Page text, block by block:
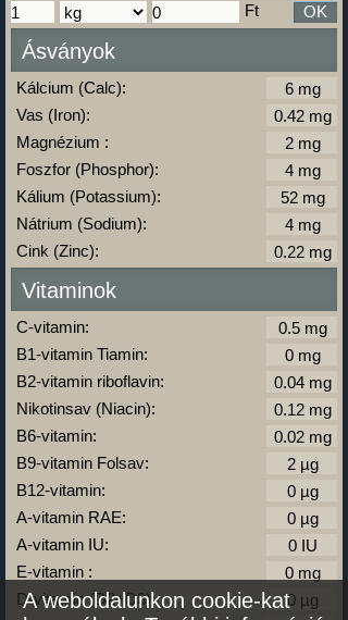
Ft OK
Ásványok
Kálcium (Calc):
Vas (Iron):
Magnézium :
Foszfor (Phosphor):
Kálium (Potassium):
Nátrium (Sodium):
Cink (Zinc):
Vitaminok
C-vitamin:
B1-vitamin Tiamin:
B2-vitamin riboflavin:
Nikotinsav (Niacin):
B6-vitamin:
B9-vitamin Folsav:
B12-vitamin:
A-vitamin RAE:
A-vitamin IU:
E-vitamin :
D-vitamin (D2+D3):
A weboldalunkon cookie-kat